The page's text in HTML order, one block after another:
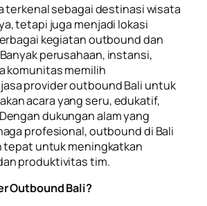
terkenal sebagai destinasi wisata
tetapi juga menjadi lokasi
kegiatan outbound dan
perusahaan, instansi,
komunitas memilih
provider outbound Bali untuk
acara yang seru, edukatif,
dukungan alam yang
profesional, outbound di Bali
tepat untuk meningkatkan
produktivitas tim.
Outbound Bali?